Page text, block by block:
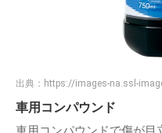
出典： https://images-na.ssl-
車用コンパウンド